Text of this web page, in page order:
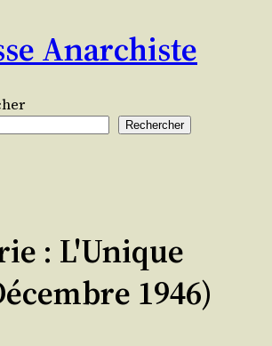
Anarchiste
Rechercher
: L'Unique
1946)